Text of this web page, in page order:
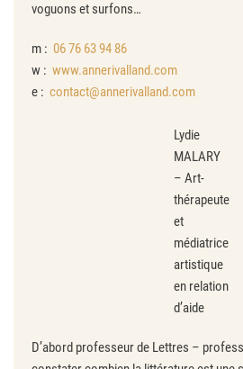
voguons et surfons…
m : 06 76 63 94 86
w : www.annerivalland.com
e : contact@annerivalland.com
Lydie
MALARY
– Art-
thérapeute
et
médiatrice
artistique
en relation
d’aide
D’abord professeur de Lettres –